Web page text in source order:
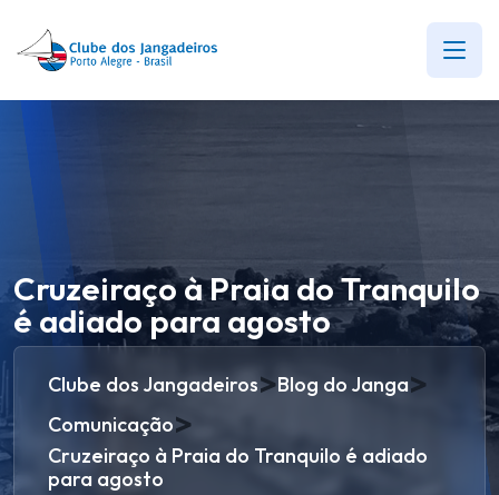
Cruzeiraço à Praia do Tranquilo
é adiado para agosto
Clube dos Jangadeiros>Blog do Janga>
Comunicação>
Cruzeiraço à Praia do Tranquilo é adiado
para agosto